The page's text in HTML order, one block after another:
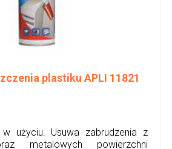
plastiku APLI 11821
użyciu. Usuwa zabrudzenia z
metalowych powierzchni